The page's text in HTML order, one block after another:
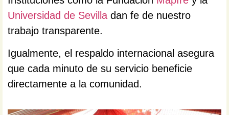
Universidad de Sevilla dan fe de nuestro
trabajo transparente.
Igualmente, el respaldo internacional asegura
que cada minuto de su servicio beneficie
directamente a la comunidad.